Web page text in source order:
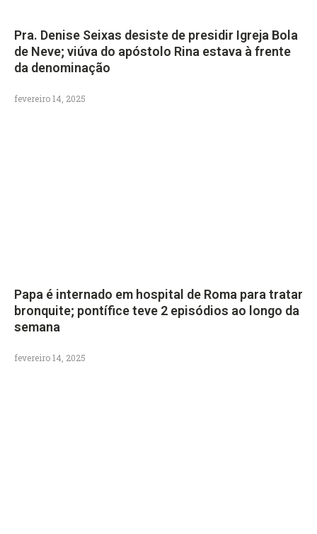
Pra. Denise Seixas desiste de presidir Igreja Bola
de Neve; viúva do apóstolo Rina estava à frente
da denominação
fevereiro 14, 2025
Papa é internado em hospital de Roma para tratar
bronquite; pontífice teve 2 episódios ao longo da
semana
fevereiro 14, 2025